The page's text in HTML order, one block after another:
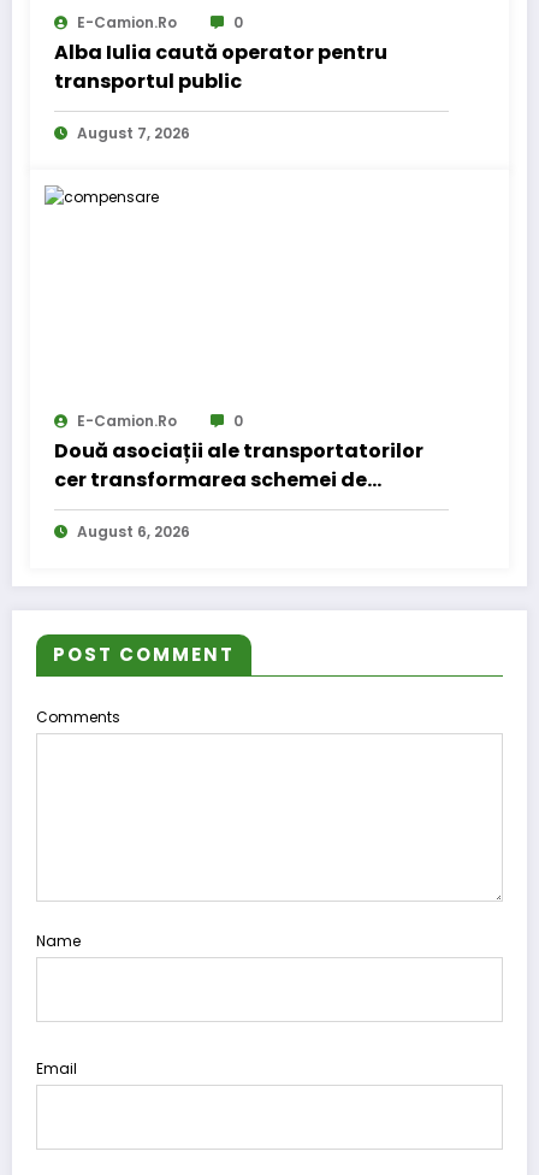
E-Camion.ro 0
Alba Iulia caută operator pentru
transportul public
August 7, 2026
E-Camion.ro 0
Două asociații ale transportatorilor
cer transformarea schemei de
compensare a accizei în mecanism
permanent
August 6, 2026
POST COMMENT
Comments
Name
Email